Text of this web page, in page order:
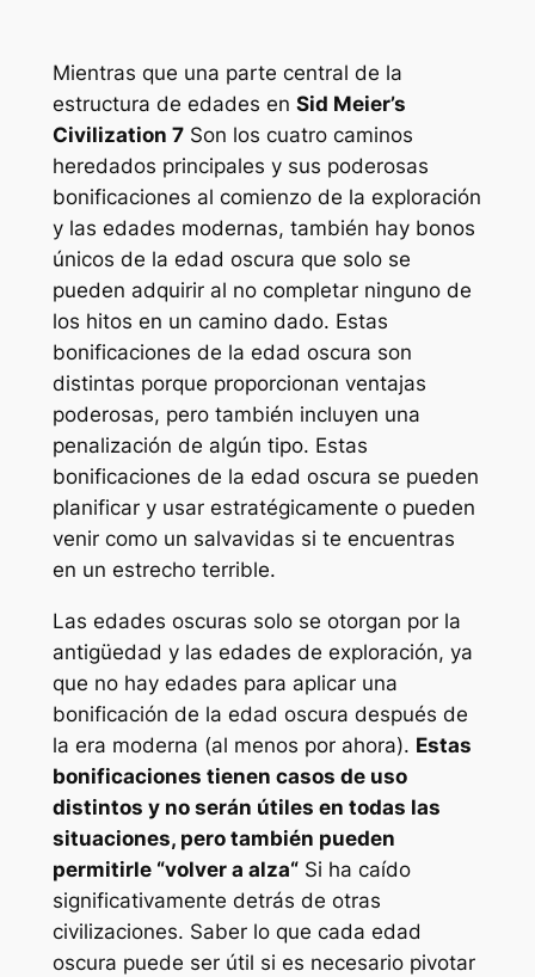
Mientras que una parte central de la
estructura de edades en Sid Meier’s
Civilization 7Son los cuatro caminos
heredados principales y sus poderosas
bonificaciones al comienzo de la exploración
y las edades modernas, también hay bonos
únicos de la edad oscura que solo se
pueden adquirir al no completar ninguno de
los hitos en un camino dado. Estas
bonificaciones de la edad oscura son
distintas porque proporcionan ventajas
poderosas, pero también incluyen una
penalización de algún tipo. Estas
bonificaciones de la edad oscura se pueden
planificar y usar estratégicamente o pueden
venir como un salvavidas si te encuentras
en un estrecho terrible.
Las edades oscuras solo se otorgan por la
antigüedad y las edades de exploración, ya
que no hay edades para aplicar una
bonificación de la edad oscura después de
la era moderna (al menos por ahora). Estas
bonificaciones tienen casos de uso
distintos y no serán útiles en todas las
situaciones, pero también pueden
permitirle “volver a alza“Si ha caído
significativamente detrás de otras
civilizaciones. Saber lo que cada edad
oscura puede ser útil si es necesario pivotar